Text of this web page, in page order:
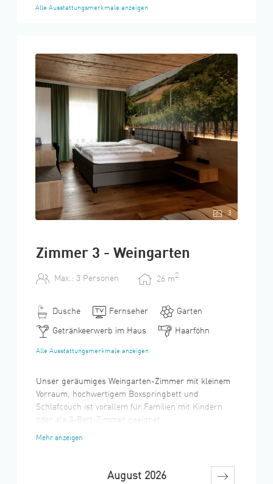
Alle Ausstattungsmerkmale anzeigen
3
Zimmer 3 - Weingarten
Max.: 3 Personen 26 m2
Dusche Fernseher Garten
Getränkeerwerb im Haus Haarföhn
Alle Ausstattungsmerkmale anzeigen
Unser geräumiges Weingarten-Zimmer mit kleinem
Vorraum, hochwertigem Boxspringbett und
Schlafcouch ist vorallem für Familien mit Kindern
oder als 3-Bett-Zimmer geeignet.
Die alten Holzdecken und die restaurierten
Mehr anzeigen
August 2026